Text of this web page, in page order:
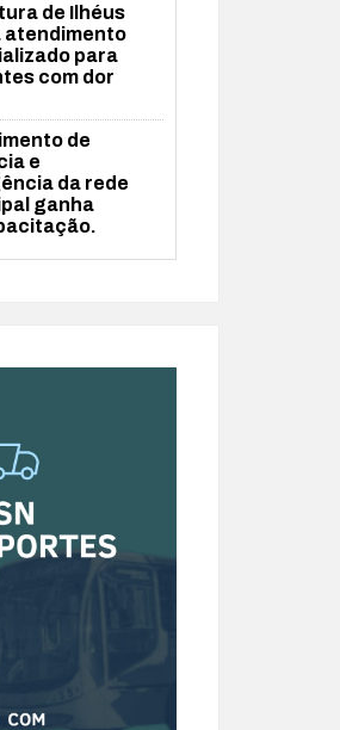
de Ilhéus
atendimento
para
com dor
de
e
da rede
ganha